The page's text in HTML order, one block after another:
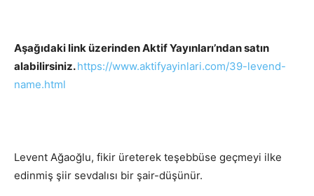
Aşağıdaki link üzerinden Aktif Yayınları’ndan satın
alabilirsiniz.https://www.aktifyayinlari.com/39-levend-
name.html
Levent Ağaoğlu, fikir üreterek teşebbüse geçmeyi ilke
edinmiş şiir sevdalısı bir şair-düşünür.